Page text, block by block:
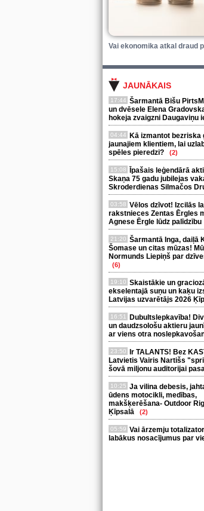
Vai ekonomika atkal draud
JAUNĀKAIS
17:44 Šarmantā Bišu
un dvēsele Elena
hokeja zvaigzni Daugaviņu
04:44
Kā izmantot bezriska
jaunajiem klientiem, lai
spēles pieredzi?
(2)
15:08
Īpašais leģendārā
Skaņa 75 gadu jubilejas
Skroderdienas Silmačos
03:58 Vēlos dzīvot! Izcilās
rakstnieces Zentas Ērgles
Agnese Ērgle lūdz palīdzību
21:20 Šarmantā Inga, daiļā
Šomase un citas mūzas!
Normunds Liepiņš par
(6)
19:10 Skaistākie un
ekselentajā suņu un kaķu
Latvijas uzvarētājs 2026
16:51
Dubultslepkavība!
un daudzsološu aktieru
ar viens otra
23:50
Ir TALANTS! Bez
Latvietis Vairis Nartišs
šovā miljonu auditorijai
10:25 Ja vilina debesis,
ūdens motocikli, medības,
makšķerēšana- Outdoor
Ķīpsalā
(2)
05:59 Vai ārzemju
labākus nosacījumus par